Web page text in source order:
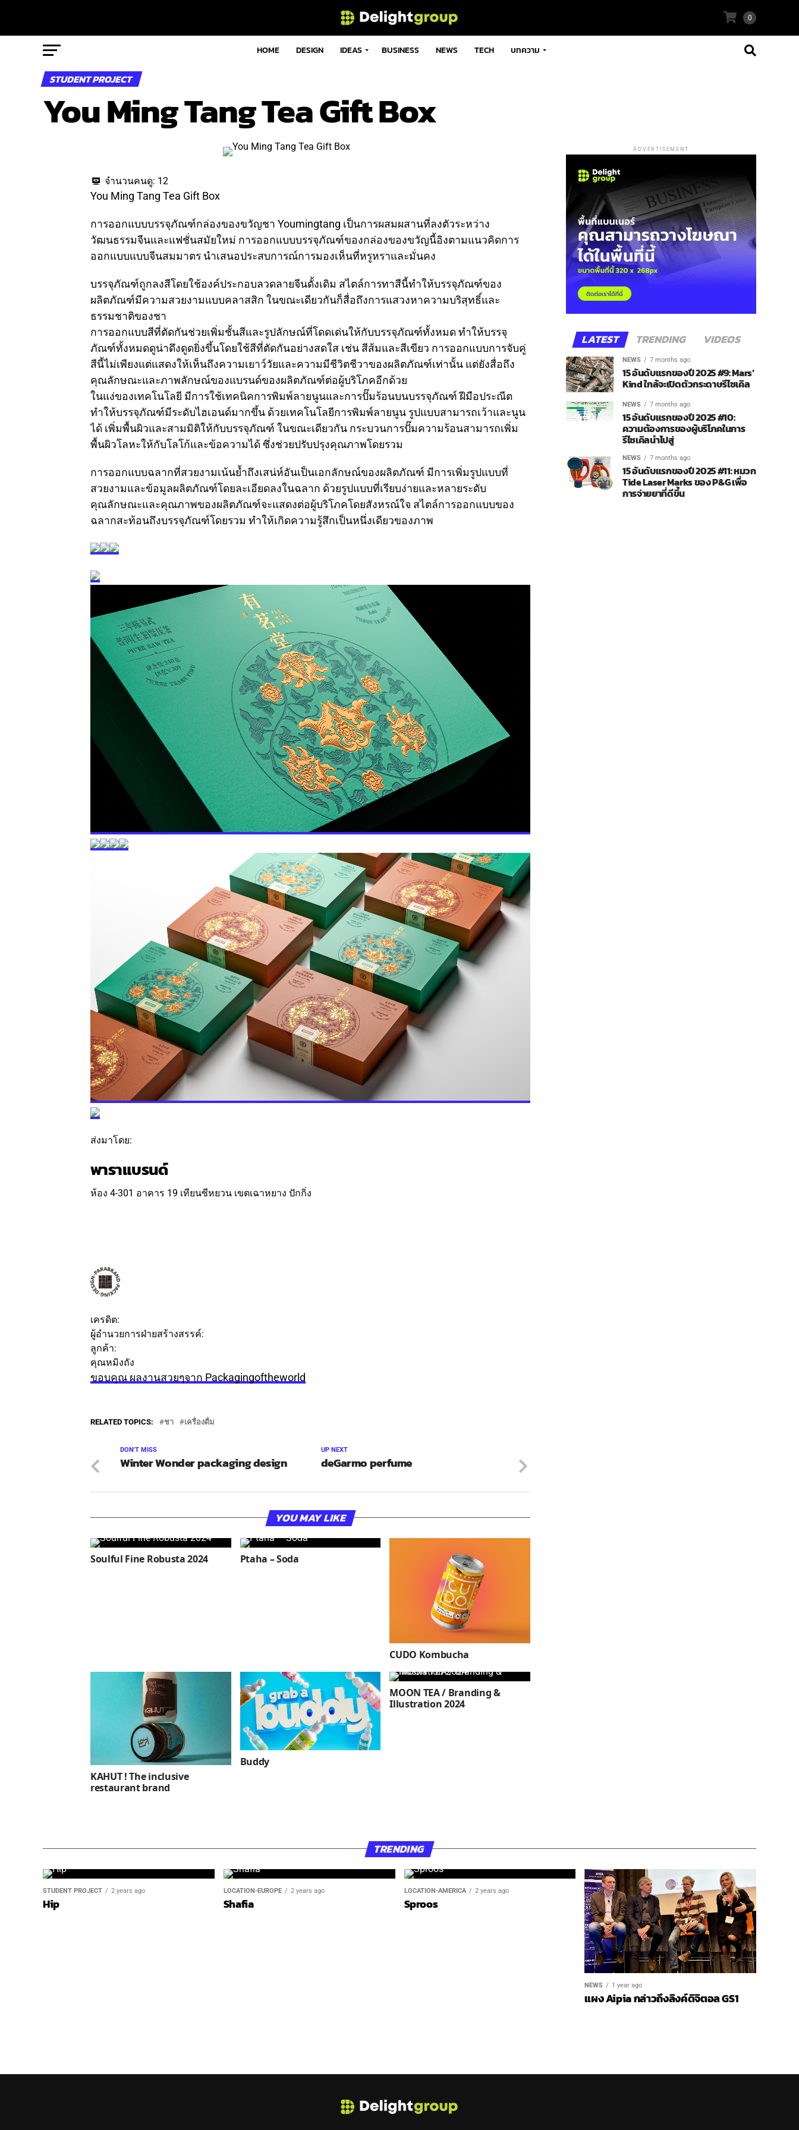
0
HOME DESIGN IDEAS BUSINESS NEWS TECH บทความ
STUDENT PROJECT
You Ming Tang Tea Gift Box
จำนวนคนดู: 12
You Ming Tang Tea Gift Box
การออกแบบบรรจุภัณฑ์กล่องของขวัญชา Youmingtang เป็นการผสมผสานที่ลงตัวระหว่าง
วัฒนธรรมจีนและแฟชั่นสมัยใหม่ การออกแบบบรรจุภัณฑ์ของกล่องของขวัญนี้อิงตามแนวคิดการ
ออกแบบแบบจีนสมมาตร นำเสนอประสบการณ์การมองเห็นที่หรูหราและมั่นคง
บรรจุภัณฑ์ถูกลงสีโดยใช้องค์ประกอบลวดลายจีนดั้งเดิม สไตล์การทาสีนี้ทำให้บรรจุภัณฑ์ของ
ผลิตภัณฑ์มีความสวยงามแบบคลาสสิก ในขณะเดียวกันก็สื่อถึงการแสวงหาความบริสุทธิ์และ
ธรรมชาติของชา
การออกแบบสีที่ตัดกันช่วยเพิ่มชั้นสีและรูปลักษณ์ที่โดดเด่นให้กับบรรจุภัณฑ์ทั้งหมด ทำให้บรรจุ
ภัณฑ์ทั้งหมดดูน่าดึงดูดยิ่งขึ้นโดยใช้สีที่ตัดกันอย่างสดใส เช่น สีส้มและสีเขียว การออกแบบการจับคู่
สีนี้ไม่เพียงแต่แสดงให้เห็นถึงความเยาว์วัยและความมีชีวิตชีวาของผลิตภัณฑ์เท่านั้น แต่ยังสื่อถึง
คุณลักษณะและภาพลักษณ์ของแบรนด์ของผลิตภัณฑ์ต่อผู้บริโภคอีกด้วย
ในแง่ของเทคโนโลยี มีการใช้เทคนิคการพิมพ์ลายนูนและการปั๊มร้อนบนบรรจุภัณฑ์ ฝีมือประณีต
ทำให้บรรจุภัณฑ์มีระดับไฮเอนด์มากขึ้น ด้วยเทคโนโลยีการพิมพ์ลายนูน รูปแบบสามารถเว้าและนูน
ได้ เพิ่มพื้นผิวและสามมิติให้กับบรรจุภัณฑ์ ในขณะเดียวกัน กระบวนการปั๊มความร้อนสามารถเพิ่ม
พื้นผิวโลหะให้กับโลโก้และข้อความได้ ซึ่งช่วยปรับปรุงคุณภาพโดยรวม
การออกแบบฉลากที่สวยงามเน้นย้ำถึงเสน่ห์อันเป็นเอกลักษณ์ของผลิตภัณฑ์ มีการเพิ่มรูปแบบที่
สวยงามและข้อมูลผลิตภัณฑ์โดยละเอียดลงในฉลาก ด้วยรูปแบบที่เรียบง่ายและหลายระดับ
คุณลักษณะและคุณภาพของผลิตภัณฑ์จะแสดงต่อผู้บริโภคโดยสังหรณ์ใจ สไตล์การออกแบบของ
ฉลากสะท้อนถึงบรรจุภัณฑ์โดยรวม ทำให้เกิดความรู้สึกเป็นหนึ่งเดียวของภาพ
ส่งมาโดย:
พาราแบรนด์
ห้อง 4-301 อาคาร 19 เทียนซีหยวน เขตเฉาหยาง ปักกิ่ง
เครดิต:
ผู้อำนวยการฝ่ายสร้างสรรค์:
ลูกค้า:
คุณหมิงถัง
ขอบคุณ ผลงานสวยๆจาก Packagingoftheworld
RELATED TOPICS: ชา เครื่องดื่ม
UP NEXT
deGarmo perfume
DON'T MISS
Winter Wonder packaging design
YOU MAY LIKE
Soulful Fine Robusta 2024 Ptaha – Soda
CUDO Kombucha
KAHUT ! The inclusive
restaurant brand
Buddy
MOON TEA / Branding &
Illustration 2024
ADVERTISEMENT
LATEST TRENDING VIDEOS
NEWS 7 months ago
15 อันดับแรกของปี 2025 #9: Mars’
Kind ใกล้จะเปิดตัวกระดาษรีไซเคิล
NEWS 7 months ago
15 อันดับแรกของปี 2025 #10:
ความต้องการของผู้บริโภคในการ
รีไซเคิลนำไปสู่
NEWS 7 months ago
15 อันดับแรกของปี 2025 #11: หมวก
Tide Laser Marks ของ P&G เพื่อ
การจ่ายยาที่ดีขึ้น
TRENDING
STUDENT PROJECT 2 years ago
Hip
LOCATION-EUROPE 2 years ago
Shafia
LOCATION-AMERICA 2 years ago
Sproos
NEWS 1 year ago
แผง Aipia กล่าวถึงลิงค์ดิจิตอล GS1